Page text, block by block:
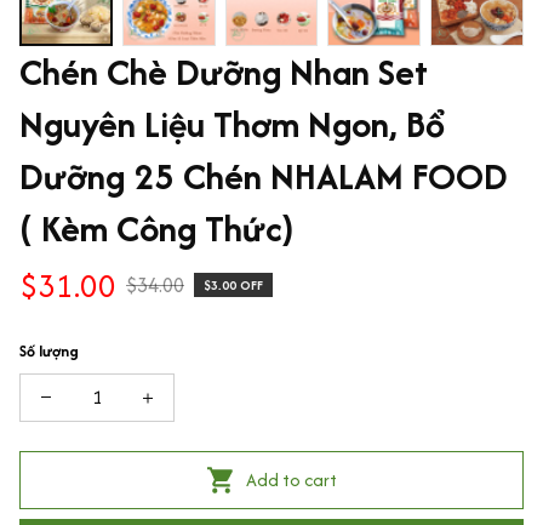
Chén Chè Dưỡng Nhan Set
Nguyên Liệu Thơm Ngon, Bổ
Dưỡng 25 Chén NHALAM FOOD
( Kèm Công Thức)
$31.00 $34.00 $3.00 OFF
Số lượng
Add to cart